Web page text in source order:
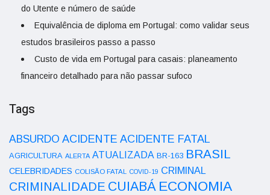
do Utente e número de saúde
Equivalência de diploma em Portugal: como validar seus
estudos brasileiros passo a passo
Custo de vida em Portugal para casais: planeamento
financeiro detalhado para não passar sufoco
Tags
ABSURDO ACIDENTE ACIDENTE FATAL
AGRICULTURA ALERTA ATUALIZADA BR-163 BRASIL
CELEBRIDADES COLISÃO FATAL COVID-19 CRIMINAL
CRIMINALIDADE CUIABÁ ECONOMIA